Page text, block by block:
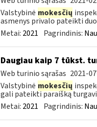
Valstybinė mokesčių
asmenys privalo pateikti
Metai: 2021 Pagrindinis:
Daugiau kaip 7 tūkst.
Web turinio sąrašas 2021-
Valstybinė mokesčių
gali pateikti paraišką
Metai: 2021 Pagrindinis: